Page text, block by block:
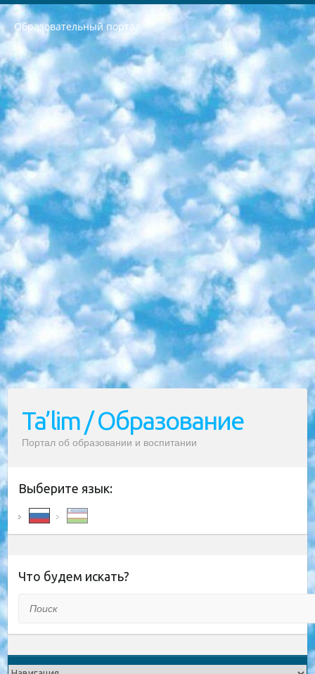
Образовательный портал
РЕСПУБЛИКА УЗБЕКИСТАН МИНИСТРЕРСТВО ДОШКОЛЬНОГО И ШКОЛЬНОГО ОБРАЗОВАНИЯ КОМАНДА в общеобразовательных учреждениях в 2023-2024 учебном году организация и проведение итоговой государственной аттестации обучающихся о Министра дошкольного и школьного образования Республики Узбекистан от 4 марта 2008 года (постановлением Минюста от 20 марта 2008 года № 1778 государственной регистрации) «Итоговое состояние учащихся общего среднего образования на основании положения об утверждении положения об аттестации общего среднего образования выпускной экзамен студентов в образовательных учреждениях в 2023-2024 учебном году В целях организации и прохождения аттестации приказываю: 1. Следующее: перечень предметов, по которым будет проводиться итоговая государственная аттестация и экзамен формы перевода согласно приложению 1; сертификаты международного образца, оценивающие уровень владения иностранными языками перечень согласно приложению 2; 2. Педагогический при специализированных образовательных учреждениях. научно-практический центр квалификации и международной оценки (Д.Давидова) 2024 г. До 25 марта: задания по предметам, по которым будет проводиться итоговая аттестация разработка и утверждение технических условий; итоговая аттестация на основании разработанного предметного задания разработка вопросов по предметам (устно и письменно), экзамен передача; общеобразовательные средние школы и специальные учебные заведения учащиеся выпускных классов школ и интернатов в агентской системе подготовка базы данных экзаменационных материалов и критериев оценки; перевод базы экзаменационных материалов на все языки обучения подать в Республиканский образовательный центр для изготовления; варианты экзаменов на основе разработанных контрольных материалов пусть будут поставлены задачи формирования. 3. Республиканский образовательный центр (Ш.Худайкулов) до 5 апреля 2024 года. до: база данных предоставленных экзаменационных материалов на все языки обучения перевод и экспертиза; для слепых, слабовидящих, глухих, слабослышащих и умственно отсталых детей учащиеся выпускных классов специализированных школ и школ-интернатов база данных экзаменационных материалов на всех преподаваемых языках подготовка критериев оценки; специализированные школы для умственно отсталых детей и технологии для учащихся выпускных классов школ-интернатов разработка соответствующих рекомендаций и критериев проведения ЕГЭ по естествознанию давать задания. 4. Педагогический при специализированных образовательных учреждениях. Научно-практический центр навыков и международной оценки (Д.Давидова), Республика образовательный центр (Худайкулов Ш.) итоговый государственный аттестационный экзамен ориентирован на творческое и логическое мышление при подготовке базы материалов учитывать введение заданий. 5. Следует отметить, что: сертификат государственного образца о знании общеобразовательного предмета и как минимум национальный уровень B1 по предметам на иностранных языках, указанным в Приложении 2. или международно признанный сертификат эквивалентного уровня студенты, изучающие определенный предмет, освобождаются от экзамена; по соответствующим предметам запланирована итоговая государственная аттестация за день до дня, путем жеребьевки Рабочей группой (в письменной форме по предметам, проводимым в форме) из числа сформированных вариантов выбрано 2 варианта; 2 выбранных варианта экзамена анонсированы на официальном сайте министерства и все выпускники по всей стране на основе этих вариантов проводит итоговую государственную аттестацию. 6. Государственное образование учащихся средних общеобразовательных учреждений. знания в соответствии с квалификационными требованиями, которые необходимо приобрести на основании стандартов итоговый (выпускной) контроль для 9 и 11 классов в целях тестирования Экзамены (далее – экзамены) состоят из предметов, перечисленных в приложении 1. будет сделано. 7. Экзамены пройдут с 26 мая по 15 июня 2024 г. (кроме науки физического воспитания). 8. Физическая для учащихся 9 классов общесредних образовательных учреждений. Экзамены по предмету «Образование, квалификация медицина» 1-6 мая 2024 года. сотрудники перевести под присмотр (с отклонениями в физическом или умственном развитии) специализированная школа для детей, школы-интернаты и со сколиозом школы-интернаты санаторного типа для больных детей исключены). 9. Он был слепым, слабовидящим и имел нарушения опорно-двигательного аппарата. экзамены в специализированных школах и интернатах для детей должны проводиться исходя из требований, предъявляемых к общеобразовательным учреждениям (физкультура кроме науки). 10. Специализированная школа для глухих и слабослышащих детей. и экзамены в интернатах и быть реализован в виде письменного теста по математике. 11. Специальность для умственно отсталых детей. Для 9 класса Родной язык и литературное письмо Государственный язык (язык обучения – узбекский). для неклассов) написано Математическое письмо Письменная/устная история Узбекистана Физическое воспитание практично Итоговый контроль Для 11 класса Написание родного языка и литературы (эссе) Математическое письмо Узбекский язык (обучение на узбекском языке) не посещающее общее среднее образование для учреждений)/Образовательное учреждение выбор письменный и устный Иностранный язык письменный/устный Письменная/устная история Узбекистана *По выбору студента:  Химия  Физика  Основы государственного права  География 10 бесплатных образовательных ресурсов - Мы составили подборку онлайн-проектов с интерактивными упражнениями, видеолекциями и статьями. Они помогут вам обрести новые и освежить старые знания бесплатно. 1. «ИНТУИТ» Старейшая образовательная площадка Рунета. Здесь вы найдёте сотни текстовых и видеокурсов на десятки различных тем — от программирования до психологии. Многие курсы подготовлены российскими университетами и крупными международными компаниями вроде Intel и Microsoft. Самостоятельное обучение бесплатное, но желающие могут оплатить услуги персональных наставников. 2. «Смартия» знакомит с актуальными профессиями и подсказывает, как им обучаться. Выбрав заинтересовавшую вас специальность — SMM-специалист, фотограф, веб-дизайнер или другую, — увидите список необходимых для неё умений. Чтобы вы могли освоить их самостоятельно, для каждого умения площадка отображает подборку ссылок на учебные материалы. Хотя «Смартия» ориентируется на русскоязычную аудиторию, часть контента всё же доступна только на английском. 3. «Лекторий Физтеха» Проект Московского физико-технического института (Физтеха). С его помощью вы можете смотреть онлайн серии лекций, записанные на видео в этом вузе. В числе доступных предметов — физика, биология, химия, информационные технологии и другие. К некоторым лекциям администрация ресурса прилагает готовые конспекты, которые можно скачивать в PDF-формате. 4. ITMOcourses Онлайн-площадка Санкт-Петербургского национального исследовательского университета информационных технологий, механики и оптики (ИТМО). Ресурс предоставляет свободный доступ к курсам, разработанным в этом вузе. Каталог материалов разбит на четыре категории: «Оптические системы и технологии», «Приборостроение и робототехника», «Информационные технологии» и «Биотехнологии». Курсы состоят из видеолекций, интерактивных демонстраций и заданий. 5. «КиберЛенинка» Электронная научная библиотека открытого доступа. Каталог площадки регулярно обрастает текстами статей из различных научных изданий. Сгруппированные по журналам и рубрикам публикации можно читать онлайн или скачивать целиком в PDF-формате. Проект нацелен на популяризацию науки за счёт открытого доступа к качественной информации. 6. «ПостНаука» На этом ресурсе публикуют подборки видеолекций, составленные экспертами из разных отраслей и объединённые общими темами. Среди них, к примеру, есть серии «Биоинформатика и геномика», «Культура средневековой Скандинавии» и Cinema Studies о теории кино. Каждая подборка лекций — логически связанная история, рассказанная экспертом от первого лица. Кроме того, на сайте появляются научно-образовательные статьи и тесты на разные темы. 7. «Newочём» Команда проекта «Newочём» отбирает самые интересные тексты из англоязычных СМИ и переводит те из них, за которые голосуют участники сообщества «ВКонтакте». По большей части это научно-популярные статьи. Редакторы придумывают лишь заголовки, в остальном содержание переводов соответствует оригиналам. Полные тексты можно читать прямо в социальной сети. 8. InternetUrok Онлайн-база материалов по основным дисциплинам школьной программы. Информация на сайте структурирована по классам, предметам и темам (урокам). Каждый урок состоит из видеолекций и конспектов. Есть также интерактивные тренажёры и тесты для закрепления пройденного материала. Даже если вы давно окончили школу, возможность повторить программу старших классов всегда может пригодиться. 9. Edutainme Ещё один ресурс об образовании. В отличие от Newtonew, как мне кажется, Edutainme больше ориентируется на представителей индустрии: педагогов, предпринимателей, разработчиков образовательных проектов. Но и любой, кто просто стремится к саморазвитию, найдёт на сайте много полезного и интересного для себя. Например, информацию о новых курсах и образовательных сервисах. 10. Newtonew Онлайн-медиа об образовании и обучении в широком смысле. Авторы Newtonew пишут об инструментах, заведениях, тактиках и стратегиях, которые помогают учить других и получать новые знания самостоятельно. На этой площадке вы найдёте новости, обзоры, аналитические мат
Ta’lim / Образование
Портал об образовании и воспитании
Выберите язык:
Что будем искать?